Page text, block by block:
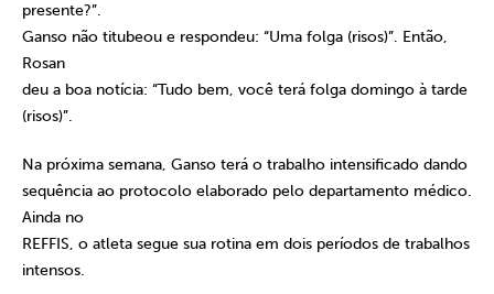
presente?”.
Ganso não titubeou e respondeu: “Uma folga (risos)”. Então,
Rosan
deu a boa notícia: “Tudo bem, você terá folga domingo à tarde
(risos)”.
Na próxima semana, Ganso terá o trabalho intensificado dando
sequência ao protocolo elaborado pelo departamento médico.
Ainda no
REFFIS, o atleta segue sua rotina em dois períodos de trabalhos
intensos.